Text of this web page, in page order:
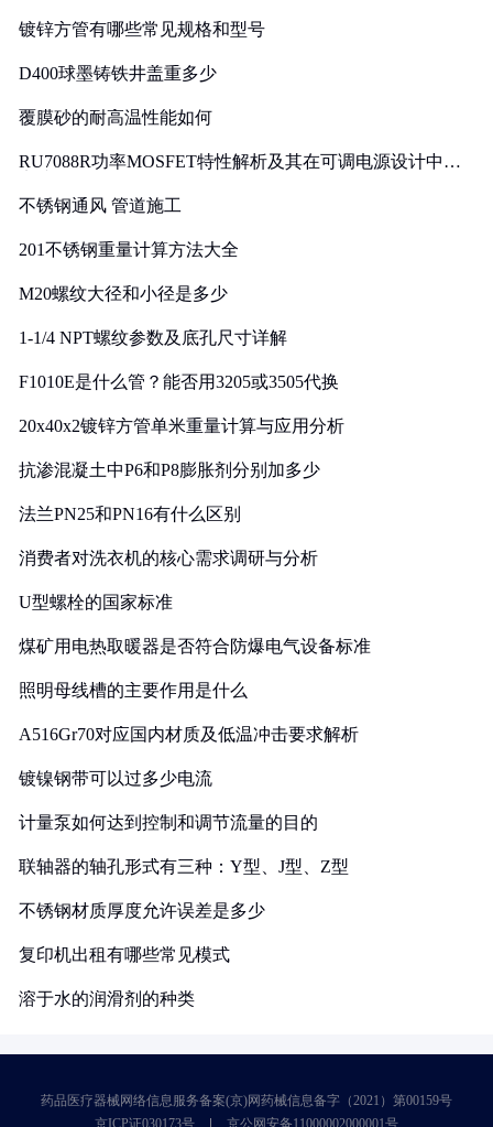
镀锌方管有哪些常见规格和型号
D400球墨铸铁井盖重多少
覆膜砂的耐高温性能如何
RU7088R功率MOSFET特性解析及其在可调电源设计中的
不锈钢通风 管道施工
201不锈钢重量计算方法大全
M20螺纹大径和小径是多少
1-1/4 NPT螺纹参数及底孔尺寸详解
F1010E是什么管？能否用3205或3505代换
20x40x2镀锌方管单米重量计算与应用分析
抗渗混凝土中P6和P8膨胀剂分别加多少
法兰PN25和PN16有什么区别
消费者对洗衣机的核心需求调研与分析
U型螺栓的国家标准
煤矿用电热取暖器是否符合防爆电气设备标准
照明母线槽的主要作用是什么
A516Gr70对应国内材质及低温冲击要求解析
镀镍钢带可以过多少电流
计量泵如何达到控制和调节流量的目的
联轴器的轴孔形式有三种：Y型、J型、Z型
不锈钢材质厚度允许误差是多少
复印机出租有哪些常见模式
溶于水的润滑剂的种类
药品医疗器械网络信息服务备案(京)网药械信息备字（2021）第00159号
京ICP证030173号
京公网安备11000002000001号